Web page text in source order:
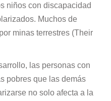
niños con discapacidad
Muchos de
minas terrestres (Their
las personas con
pobres que las demás
no solo afecta a la